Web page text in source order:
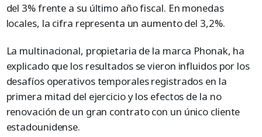
del 3% frente a su último año fiscal. En monedas
locales, la cifra representa un aumento del 3,2%.
La multinacional, propietaria de la marca Phonak, ha
explicado que los resultados se vieron influidos por los
desafíos operativos temporales registrados en la
primera mitad del ejercicio y los efectos de la no
renovación de un gran contrato con un único cliente
estadounidense.